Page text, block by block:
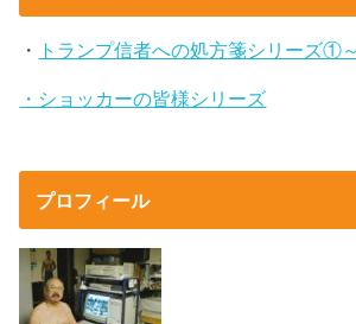
・ トランプ信者への処方箋シリーズ①
・ショッカーの皆様シリーズ
プロフィール